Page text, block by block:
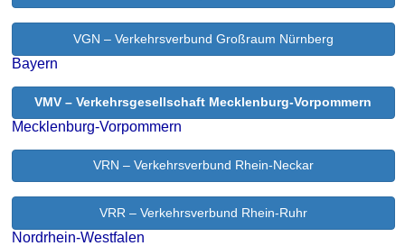
VGN – Verkehrsverbund Großraum Nürnberg
Bayern
VMV – Verkehrsgesellschaft Mecklenburg-Vorpommern
Mecklenburg-Vorpommern
VRN – Verkehrsverbund Rhein-Neckar
VRR – Verkehrsverbund Rhein-Ruhr
Nordrhein-Westfalen